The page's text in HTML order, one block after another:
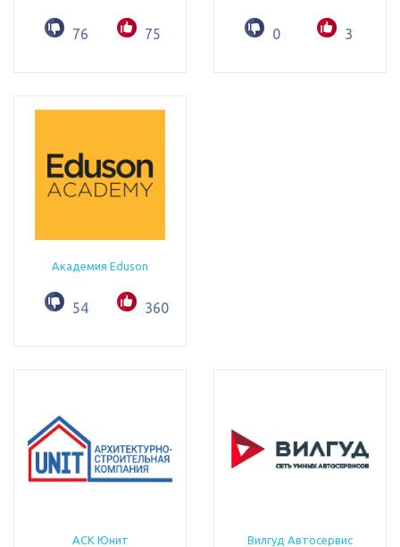
76 75 0 3
Академия Eduson
54 360
АСК Юнит Вилгуд Автосервис